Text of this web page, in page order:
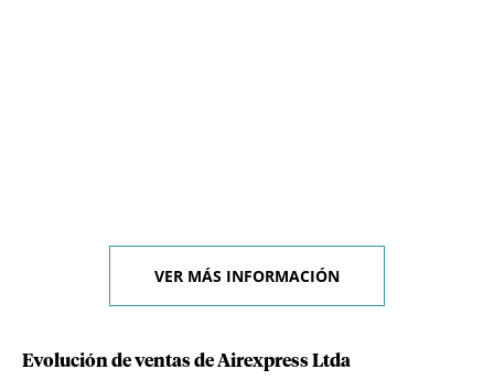
VER MÁS INFORMACIÓN
Evolución de ventas de Airexpress Ltda